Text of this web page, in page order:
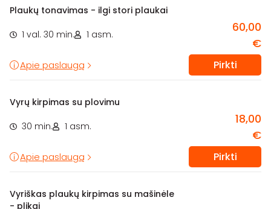
Plaukų tonavimas - ilgi stori plaukai
1 val. 30 min. 1 asm.
60,00
€
Apie paslaugą Pirkti
Vyrų kirpimas su plovimu
30 min. 1 asm.
18,00
€
Apie paslaugą Pirkti
Vyriškas plaukų kirpimas su mašinėle
- plikai